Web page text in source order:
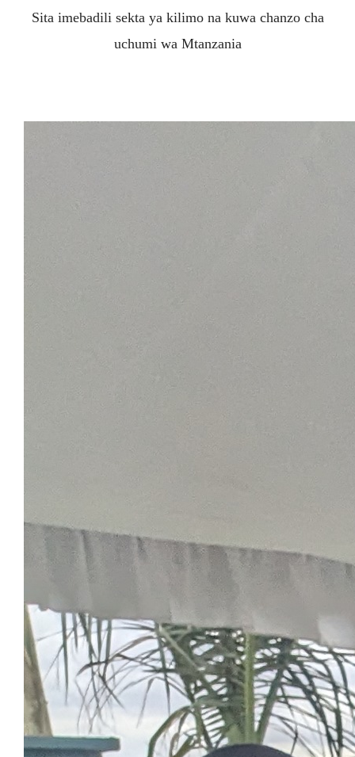
Sita imebadili sekta ya kilimo na kuwa chanzo cha
uchumi wa Mtanzania